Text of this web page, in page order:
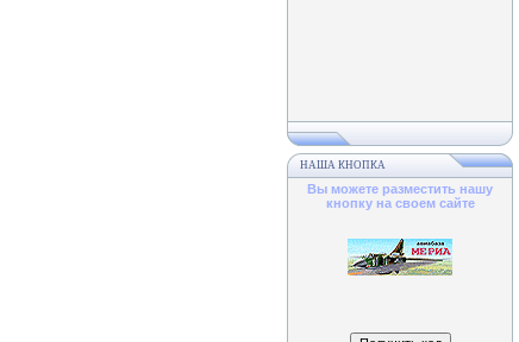
НАША КНОПКА
Вы можете разместить нашу
кнопку на своем сайте